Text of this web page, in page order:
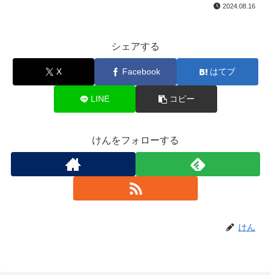
2024.08.16
シェアする
X Facebook はてブ
LINE コピー
けんをフォローする
けん